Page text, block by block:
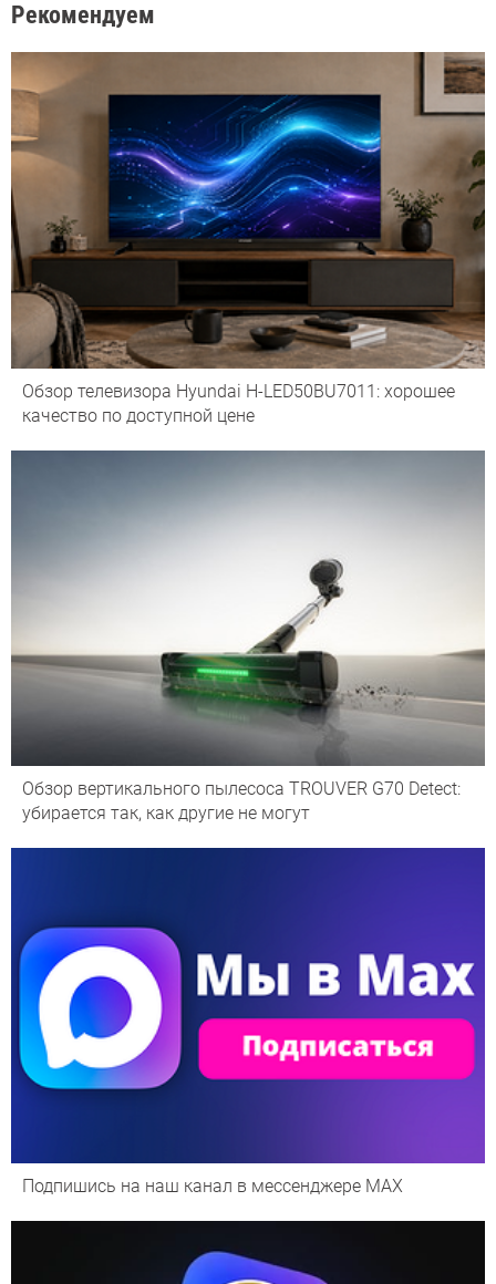
Рекомендуем
Обзор телевизора Hyundai H-LED50BU7011: хорошее
качество по доступной цене
Обзор вертикального пылесоса TROUVER G70 Detect:
убирается так, как другие не могут
Подпишись на наш канал в мессенджере МАХ